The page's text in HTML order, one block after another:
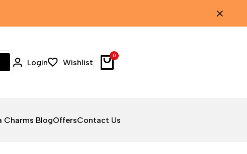
Login Wishlist
0
Charms BlogOffersContact Us